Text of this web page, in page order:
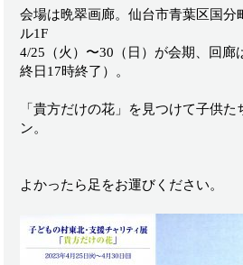
会場は晩翠画廊。仙台市青葉区国分
ル1F
4/25（火）〜30（日）が会期、回廊
終日17時終了）。
「貴方だけの花」を見つけて子供
ン。
よかったら足をお運びください。